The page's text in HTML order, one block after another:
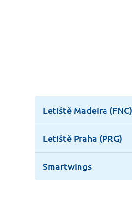
Letiště Madeira (FNC)
Letiště Praha (PRG)
Smartwings